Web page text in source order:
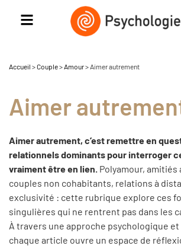
Accueil >Couple> Amour> Aimer autrement
Aimer
Aimer autrement, c’est remettre en
relationnels dominants pour interroger
vraiment être en lien. Polyamour, amitiés
couples non cohabitants, relations à
exclusivité : cette rubrique explore ces
singulières qui ne rentrent pas dans les
À travers une approche psychologique
chaque article ouvre un espace de